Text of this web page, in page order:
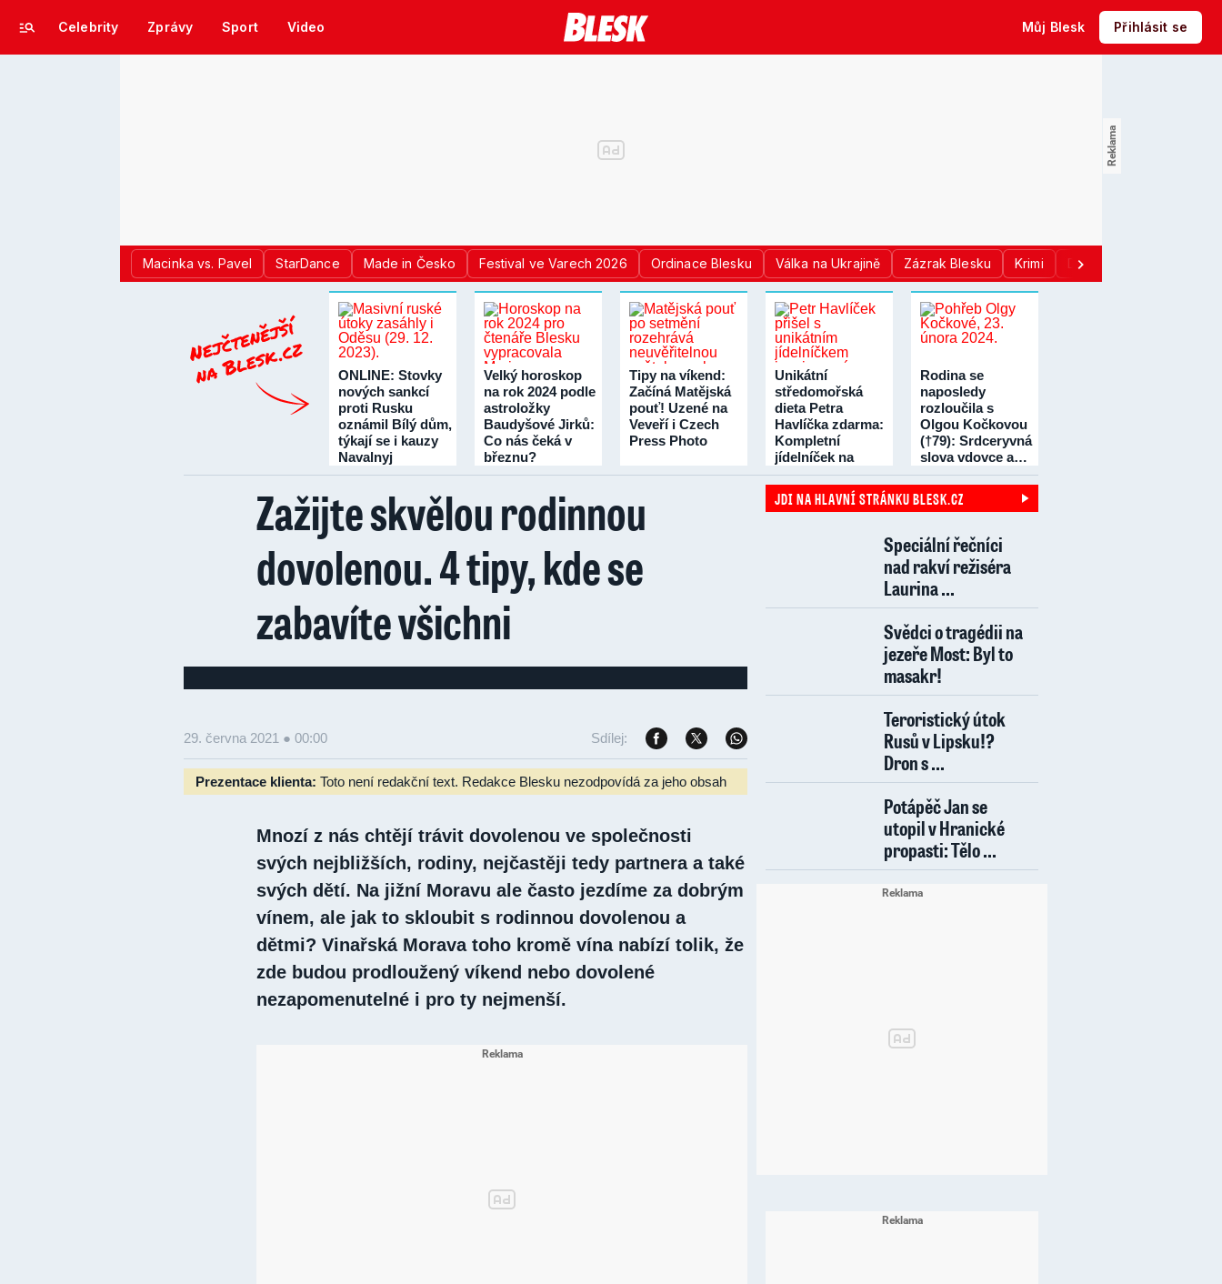
Celebrity Zprávy Sport Video Můj Blesk Přihlásit se
Macinka vs. Pavel StarDance Made in Česko Festival ve Varech 2026 Ordinace Blesku Válka na Ukrajině Zázrak Blesku Krimi Donald Trump
ONLINE: Stovky
nových sankcí
proti Rusku
oznámil Bílý dům,
týkají se i kauzy
Navalnyj
Velký horoskop
na rok 2024 podle
astroložky
Baudyšové Jirků:
Co nás čeká v
březnu?
Tipy na víkend:
Začíná Matějská
pouť! Uzené na
Veveří i Czech
Press Photo
Unikátní
středomořská
dieta Petra
Havlíčka zdarma:
Kompletní
jídelníček na
třicet dní!
Rodina se
naposledy
rozloučila s
Olgou Kočkovou
(†79): Srdceryvná
slova vdovce a…
Zažijte skvělou rodinnou
dovolenou. 4 tipy, kde se
zabavíte všichni
29. června 2021 ● 00:00 Sdílej:
Prezentace klienta: Toto není redakční text. Redakce Blesku nezodpovídá za jeho obsah
Mnozí z nás chtějí trávit dovolenou ve společnosti
svých nejbližších, rodiny, nejčastěji tedy partnera a také
svých dětí. Na jižní Moravu ale často jezdíme za dobrým
vínem, ale jak to skloubit s rodinnou dovolenou a
dětmi? Vinařská Morava toho kromě vína nabízí tolik, že
zde budou prodloužený víkend nebo dovolené
nezapomenutelné i pro ty nejmenší.
JDI NA HLAVNÍ STRÁNKU BLESK.CZ
Speciální řečníci
nad rakví režiséra
Laurina ...
Svědci o tragédii na
jezeře Most: Byl to
masakr!
Teroristický útok
Rusů v Lipsku!?
Dron s ...
Potápěč Jan se
utopil v Hranické
propasti: Tělo ...